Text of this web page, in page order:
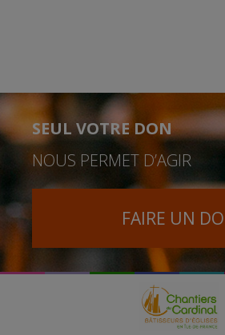
SEUL VOTRE DON
NOUS PERMET D’AGIR
FAIRE UN